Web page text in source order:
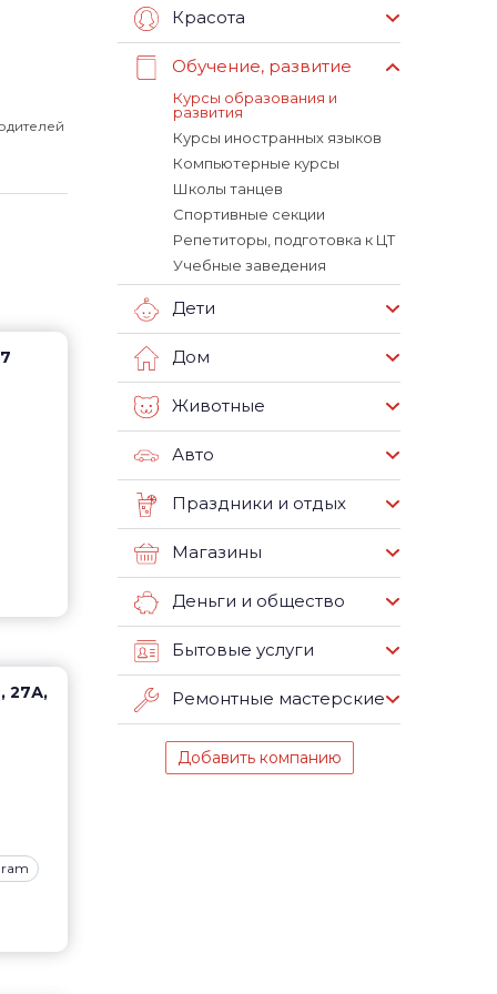
27А,
Красота
Обучение, развитие
Курсы образования и
развития
Курсы иностранных языков
Компьютерные курсы
Школы танцев
Спортивные секции
Репетиторы, подготовка к ЦТ
Учебные заведения
Дети
Дом
Животные
Авто
Праздники и отдых
Магазины
Деньги и общество
Бытовые услуги
Ремонтные мастерские
Добавить компанию